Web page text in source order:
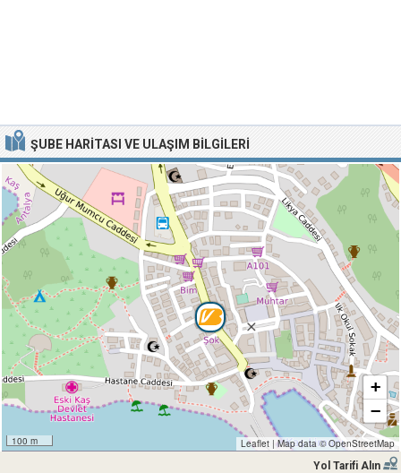
ŞUBE HARITASI VE ULAŞIM BILGILERI
100 m
+
−
Leaflet |Map data ©OpenStreetMap
Yol Tarifi Alın